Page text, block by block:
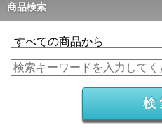
商品検索